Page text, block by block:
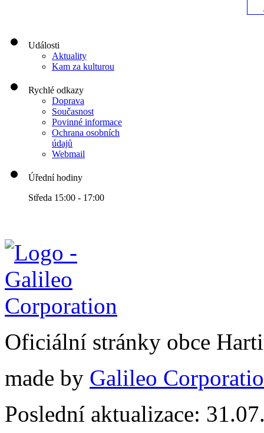
Události
Aktuality
Kam za kulturou
Rychlé odkazy
Doprava
Současnost
Povinné informace
Ochrana osobních
údajů
Webmail
Úřední hodiny
Středa 15:00 - 17:00
Oficiální stránky obce
made by Galileo
Poslední aktualizace: